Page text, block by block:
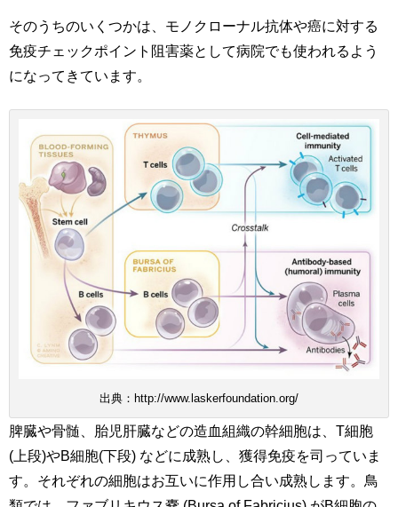
そのうちのいくつかは、モノクローナル抗体や癌に対する
免疫チェックポイント阻害薬として病院でも使われるよう
になってきています。
出典：http://www.laskerfoundation.org/
脾臓や骨髄、胎児肝臓などの造血組織の幹細胞は、T細胞
(上段)やB細胞(下段) などに成熟し、獲得免疫を司っていま
す。それぞれの細胞はお互いに作用し合い成熟します。鳥